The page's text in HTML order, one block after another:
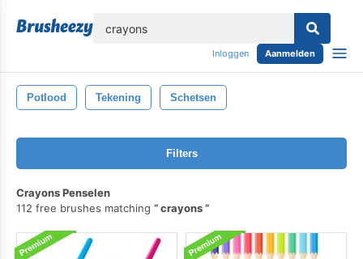
Inloggen Aanmelden
Potlood Tekening Schetsen
Filters
Crayons Penselen
112 free brushes matching
crayons